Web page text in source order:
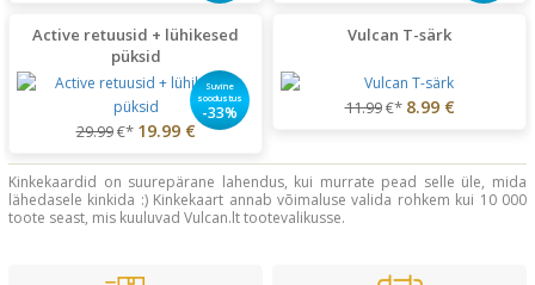
Active retuusid + lühikesed
püksid
Suvine
soodustus
-33%
29.99€* 19.99 €
Vulcan T-särk
11.99€* 8.99 €
Kinkekaardid on suurepärane lahendus, kui murrate pead selle üle, mida
lähedasele kinkida :) Kinkekaart annab võimaluse valida rohkem kui 10 000
toote seast, mis kuuluvad Vulcan.lt tootevalikusse.